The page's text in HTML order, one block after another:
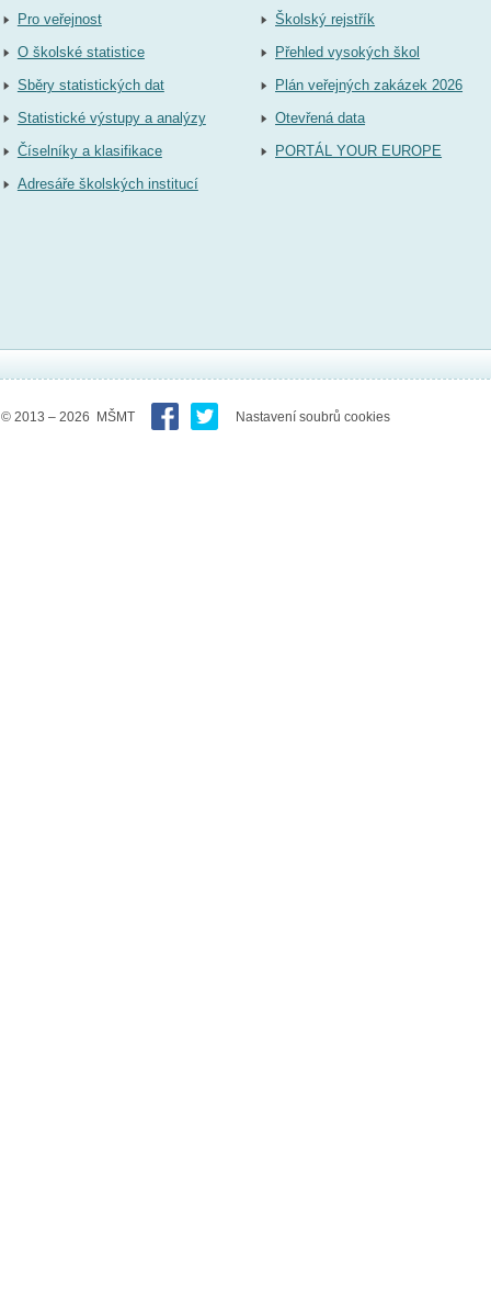
Pro veřejnost
O školské statistice
Sběry statistických dat
Statistické výstupy a analýzy
Číselníky a klasifikace
Adresáře školských institucí
Školský rejstřík
Přehled vysokých škol
Plán veřejných zakázek 2026
Otevřená data
PORTÁL YOUR EUROPE
© 2013 – 2026 MŠMT Nastavení soubrů cookies